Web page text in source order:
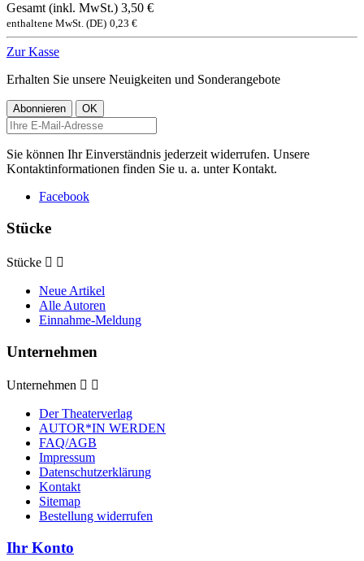
Gesamt (inkl. MwSt.) 3,50 €
enthaltene MwSt. (DE) 0,23 €
Zur Kasse
Erhalten Sie unsere Neuigkeiten und Sonderangebote
Sie können Ihr Einverständnis jederzeit widerrufen. Unsere
Kontaktinformationen finden Sie u. a. unter Kontakt.
Facebook
Stücke
Stücke  
Neue Artikel
Alle Autoren
Einnahme-Meldung
Unternehmen
Unternehmen  
Der Theaterverlag
AUTOR*IN WERDEN
FAQ/AGB
Impressum
Datenschutzerklärung
Kontakt
Sitemap
Bestellung widerrufen
Ihr Konto